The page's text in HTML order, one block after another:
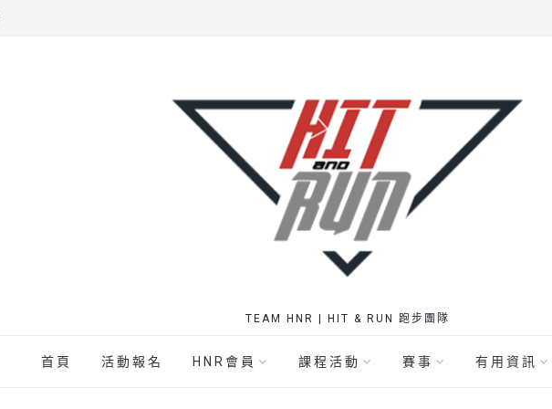
TEAM HNR | HIT & RUN 跑步團隊
首頁 活動報名 HNR會員 課程活動 賽事 有用資訊